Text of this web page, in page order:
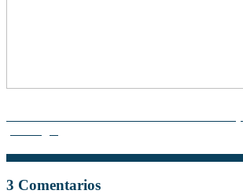
3 Comentarios